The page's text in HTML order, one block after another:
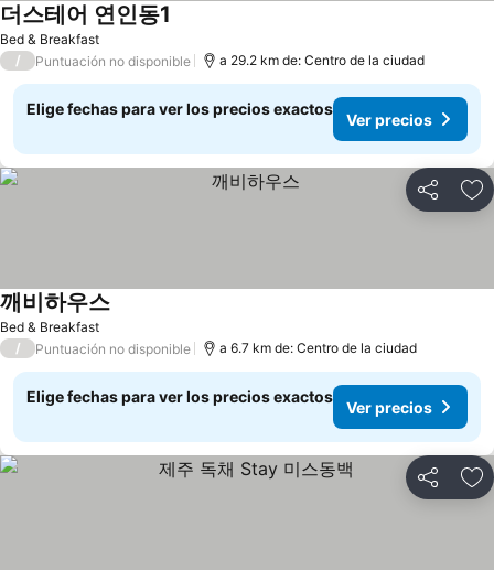
Bed & Breakfast
더스테어 연인동1
/ Puntuación no disponible a 29.2 km de: Centro de la ciudad
Elige fechas para ver los precios exactos
Ver precios
Compartir
Bed & Breakfast
깨비하우스
/ Puntuación no disponible a 6.7 km de: Centro de la ciudad
Elige fechas para ver los precios exactos
Ver precios
Compartir